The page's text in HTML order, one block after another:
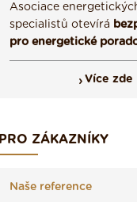
Asociace
specialistů otevírá
pro energetické
Více zde
PRO ZÁKAZNÍKY
Naše reference